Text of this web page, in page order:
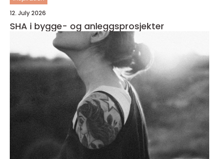
12. July 2026
SHA i bygge- og anleggsprosjekter